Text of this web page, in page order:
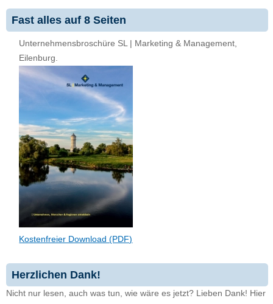
Fast alles auf 8 Seiten
Unternehmensbroschüre SL | Marketing & Management,
Eilenburg.
Kostenfreier Download (PDF)
Herzlichen Dank!
Nicht nur lesen, auch was tun, wie wäre es jetzt? Lieben Dank! Hier